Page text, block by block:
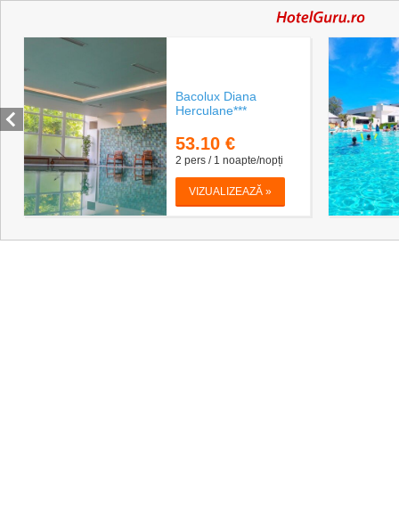
Bacolux Diana
Herculane***
53.10 €
2 pers / 1 noapte/nopți
VIZUALIZEAZĂ »